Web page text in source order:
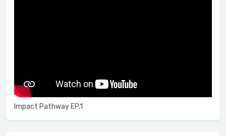
Impact Pathway EP.1